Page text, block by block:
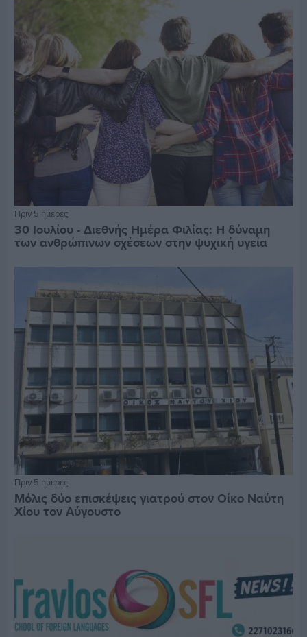
Πριν 5 ημέρες
30 Ιουλίου - Διεθνής Ημέρα Φιλίας: Η δύναμη
των ανθρώπινων σχέσεων στην ψυχική υγεία
Πριν 5 ημέρες
Μόλις δύο επισκέψεις γιατρού στον Οίκο Ναύτη
Χίου τον Αύγουστο